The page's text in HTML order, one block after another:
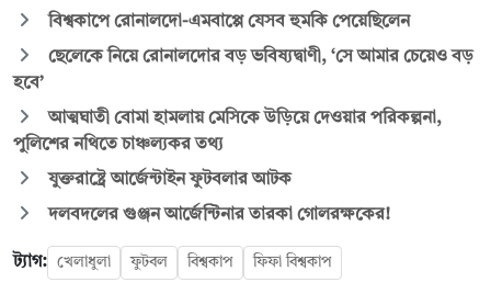
বিশ্বকাপে রোনালদো-এমবাপ্পে যেসব হুমকি পেয়েছিলেন
ছেলেকে নিয়ে রোনালদোর বড় ভবিষ্যদ্বাণী, ‘সে আমার চেয়েও বড়
হবে’
আত্মঘাতী বোমা হামলায় মেসিকে উড়িয়ে দেওয়ার পরিকল্পনা,
পুলিশের নথিতে চাঞ্চল্যকর তথ্য
যুক্তরাষ্ট্রে আর্জেন্টাইন ফুটবলার আটক
দলবদলের গুঞ্জন আর্জেন্টিনার তারকা গোলরক্ষকের!
ট্যাগ: খেলাধুলা ফুটবল বিশ্বকাপ ফিফা বিশ্বকাপ